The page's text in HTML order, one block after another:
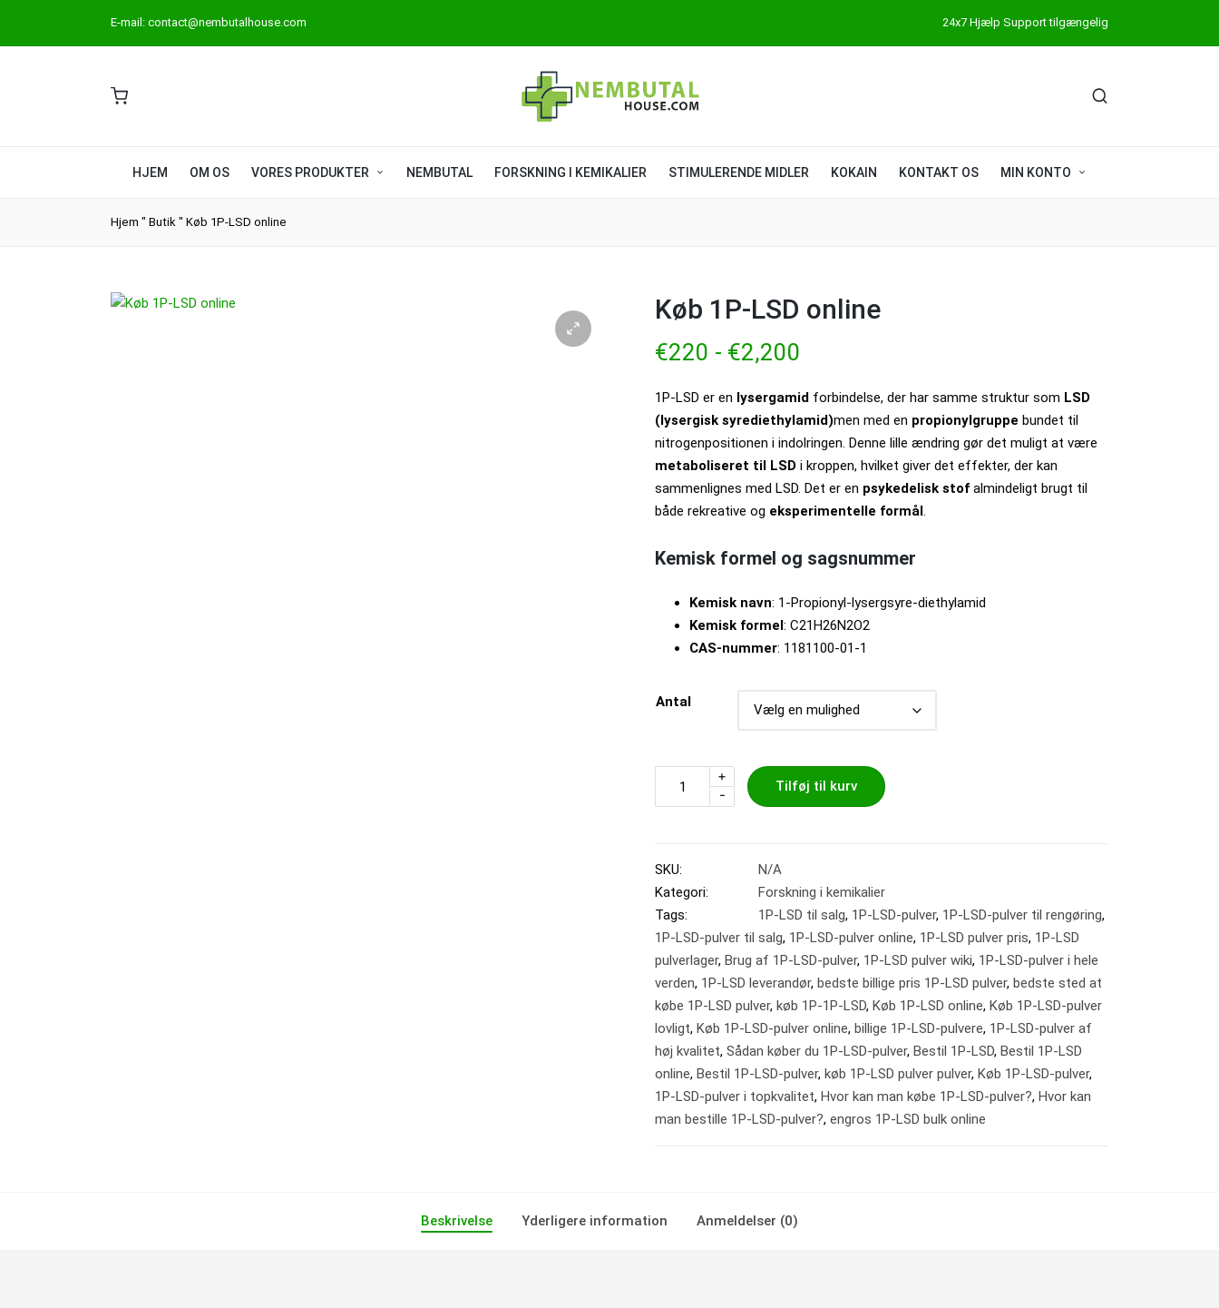
E-mail: contact@nembutalhouse.com 24x7 Hjælp Support tilgængelig
HJEM OM OS VORES PRODUKTER NEMBUTAL FORSKNING I KEMIKALIER STIMULERENDE MIDLER KOKAIN KONTAKT OS MIN KONTO
Hjem " Butik " Køb 1P-LSD online
Køb 1P-LSD online
€220 - €2,200
1P-LSD er en lysergamid forbindelse, der har samme struktur som LSD
(lysergisk syrediethylamid)men med en propionylgruppe bundet til
nitrogenpositionen i indolringen. Denne lille ændring gør det muligt at være
metaboliseret til LSD i kroppen, hvilket giver det effekter, der kan
sammenlignes med LSD. Det er en psykedelisk stof almindeligt brugt til
både rekreative og eksperimentelle formål.
Kemisk formel og sagsnummer
Kemisk navn: 1-Propionyl-lysergsyre-diethylamid
Kemisk formel : C21H26N2O2
CAS-nummer: 1181100-01-1
Antal
-
+
Tilføj til kurv
SKU:
N/A
Kategori:
Forskning i kemikalier
Tags:
1P-LSD til salg, 1P-LSD-pulver, 1P-LSD-pulver til rengøring,
1P-LSD-pulver til salg, 1P-LSD-pulver online, 1P-LSD pulver pris, 1P-LSD
pulverlager, Brug af 1P-LSD-pulver, 1P-LSD pulver wiki, 1P-LSD-pulver i hele
verden, 1P-LSD leverandør, bedste billige pris 1P-LSD pulver, bedste sted at
købe 1P-LSD pulver, køb 1P-1P-LSD, Køb 1P-LSD online, Køb 1P-LSD-pulver
lovligt, Køb 1P-LSD-pulver online, billige 1P-LSD-pulvere, 1P-LSD-pulver af
høj kvalitet, Sådan køber du 1P-LSD-pulver, Bestil 1P-LSD, Bestil 1P-LSD
online, Bestil 1P-LSD-pulver, køb 1P-LSD pulver pulver, Køb 1P-LSD-pulver,
1P-LSD-pulver i topkvalitet, Hvor kan man købe 1P-LSD-pulver?, Hvor kan
man bestille 1P-LSD-pulver?, engros 1P-LSD bulk online
Beskrivelse Yderligere information Anmeldelser (0)